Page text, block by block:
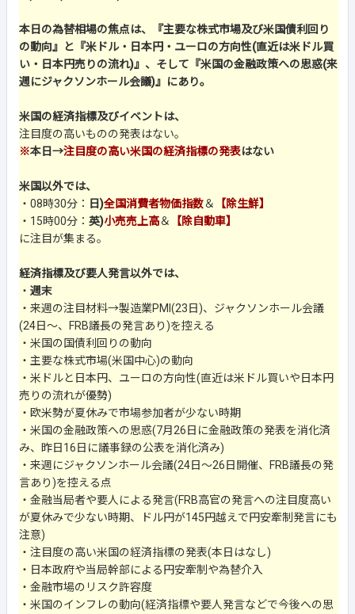
本日の為替相場の焦点は、『主要な株式市場及び米国債利回り
の動向』と『米ドル・日本円・ユーロの方向性(直近は米ドル買
い・日本円売りの流れ)』、そして『米国の金融政策への思惑(来
週にジャクソンホール会議)』にあり。
米国の経済指標及びイベントは、
注目度の高いものの発表はない。
※本日→注目度の高い米国の経済指標の発表はない
米国以外では、
・08時30分：
日)全国消費者物価指数＆
【除生鮮】
・15時00分： 英)小売売上高＆
【除自動車】
に注目が集まる。
経済指標及び要人発言以外では、
・ 週末
・来週の注目材料→製造業PMI(23日)、ジャクソンホール会議
(24日～、FRB議長の発言あり)を控える
・米国の国債利回りの動向
・主要な株式市場(米国中心)の動向
・米ドルと日本円、ユーロの方向性(直近は米ドル買いや日本円
売りの流れが優勢)
・欧米勢が夏休みで市場参加者が少ない時期
・米国の金融政策への思惑(7月26日に金融政策の発表を消化済
み、昨日16日に議事録の公表を消化済み)
・来週にジャクソンホール会議(24日～26日開催、FRB議長の発
言あり)を控える点
・金融当局者や要人による発言(FRB高官の発言への注目度高い
が夏休みで少ない時期、ドル円が145円越えで円安牽制発言にも
注意)
・注目度の高い米国の経済指標の発表(本日はなし)
・日本政府や当局幹部による円安牽制や為替介入
・金融市場のリスク許容度
・米国のインフレの動向(経済指標や要人発言などで今後への思